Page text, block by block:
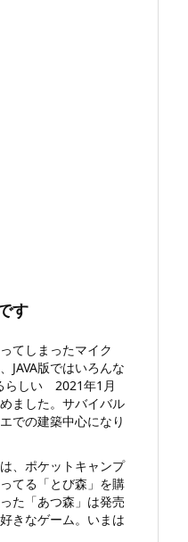
す
てしまったマイク
、JAVA版ではいろんな
らしい 2021年1月
ました。サバイバル
での建築中心になり
、ポケットキャンプ
てる「とび森」を購
た「あつ森」は発売
きなゲーム。いまは